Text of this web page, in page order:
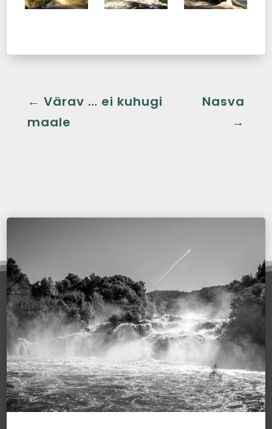
← Värav … ei kuhugi
maale
Nasva
→